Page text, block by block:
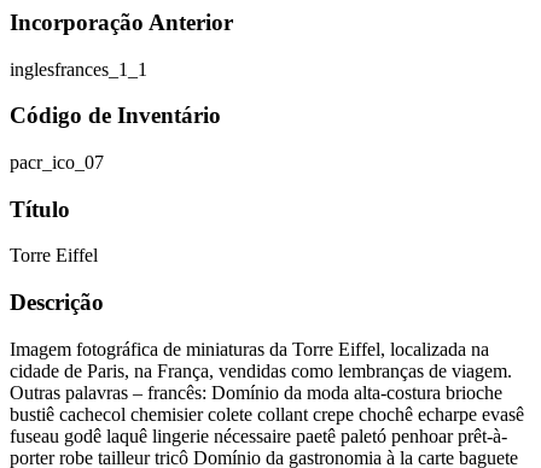
Incorporação Anterior
inglesfrances_1_1
Código de Inventário
pacr_ico_07
Título
Torre Eiffel
Descrição
Imagem fotográfica de miniaturas da Torre Eiffel, localizada na
cidade de Paris, na França, vendidas como lembranças de viagem.
Outras palavras – francês: Domínio da moda alta-costura brioche
bustiê cachecol chemisier colete collant crepe chochê echarpe evasê
fuseau godê laquê lingerie nécessaire paetê paletó penhoar prêt-à-
porter robe tailleur tricô Domínio da gastronomia à la carte baguete